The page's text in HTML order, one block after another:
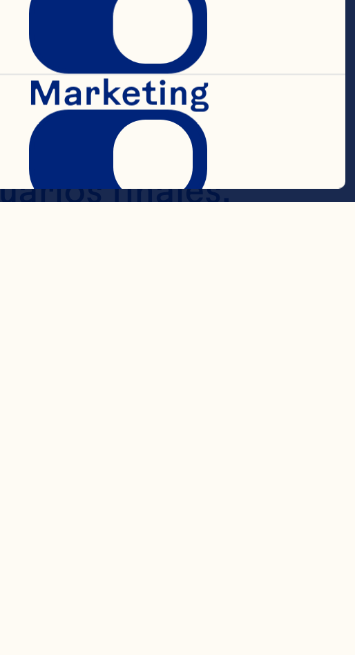
para
saludables.
de
diferentes
finales.
Marketing